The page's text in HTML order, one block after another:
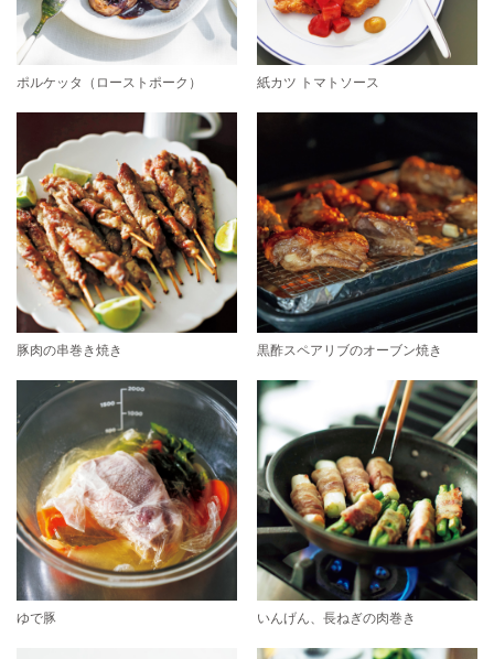
ポルケッタ（ローストポーク） 紙カツ トマトソース
豚肉の串巻き焼き 黒酢スペアリブのオーブン焼き
ゆで豚 いんげん、長ねぎの肉巻き